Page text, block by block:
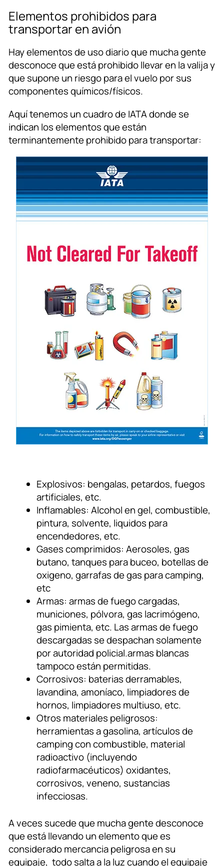
Elementos prohibidos para
transportar en avión
Hay elementos de uso diario que mucha gente
desconoce que está prohibido llevar en la valija y
que supone un riesgo para el vuelo por sus
componentes químicos/físicos.
Aquí tenemos un cuadro de IATA donde se
indican los elementos que están
terminantemente prohibido para transportar:
Explosivos: bengalas, petardos, fuegos
artificiales, etc.
Inflamables: Alcohol en gel, combustible,
pintura, solvente, liquidos para
encendedores, etc.
Gases comprimidos: Aerosoles, gas
butano, tanques para buceo, botellas de
oxigeno, garrafas de gas para camping,
etc
Armas: armas de fuego cargadas,
municiones, pólvora, gas lacrimógeno,
gas pimienta, etc. Las armas de fuego
descargadas se despachan solamente
por autoridad policial.armas blancas
tampoco están permitidas.
Corrosivos: baterias derramables,
lavandina, amoníaco, limpiadores de
hornos, limpiadores multiuso, etc.
Otros materiales peligrosos:
herramientas a gasolina, artículos de
camping con combustible, material
radioactivo (incluyendo
radiofarmacéuticos) oxidantes,
corrosivos, veneno, sustancias
infecciosas.
A veces sucede que mucha gente desconoce
que está llevando un elemento que es
considerado mercancia peligrosa en su
equipaje, todo salta a la luz cuando el equipaje